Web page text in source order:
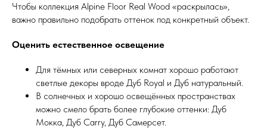
Чтобы коллекция Alpine Floor Real Wood «раскрылась»,
важно правильно подобрать оттенок под конкретный объект.
Оценить естественное освещение
Для тёмных или северных комнат хорошо работают
светлые декоры вроде Дуб Royal и Дуб натуральный.
В солнечных и хорошо освещённых пространствах
можно смело брать более глубокие оттенки: Дуб
Мокка, Дуб Carry, Дуб Самерсет.